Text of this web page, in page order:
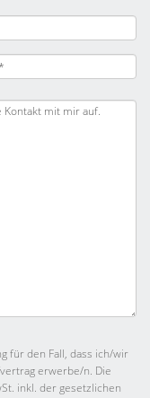
für den Fall, dass ich/wir
erwerbe/n. Die
inkl. der gesetzlichen